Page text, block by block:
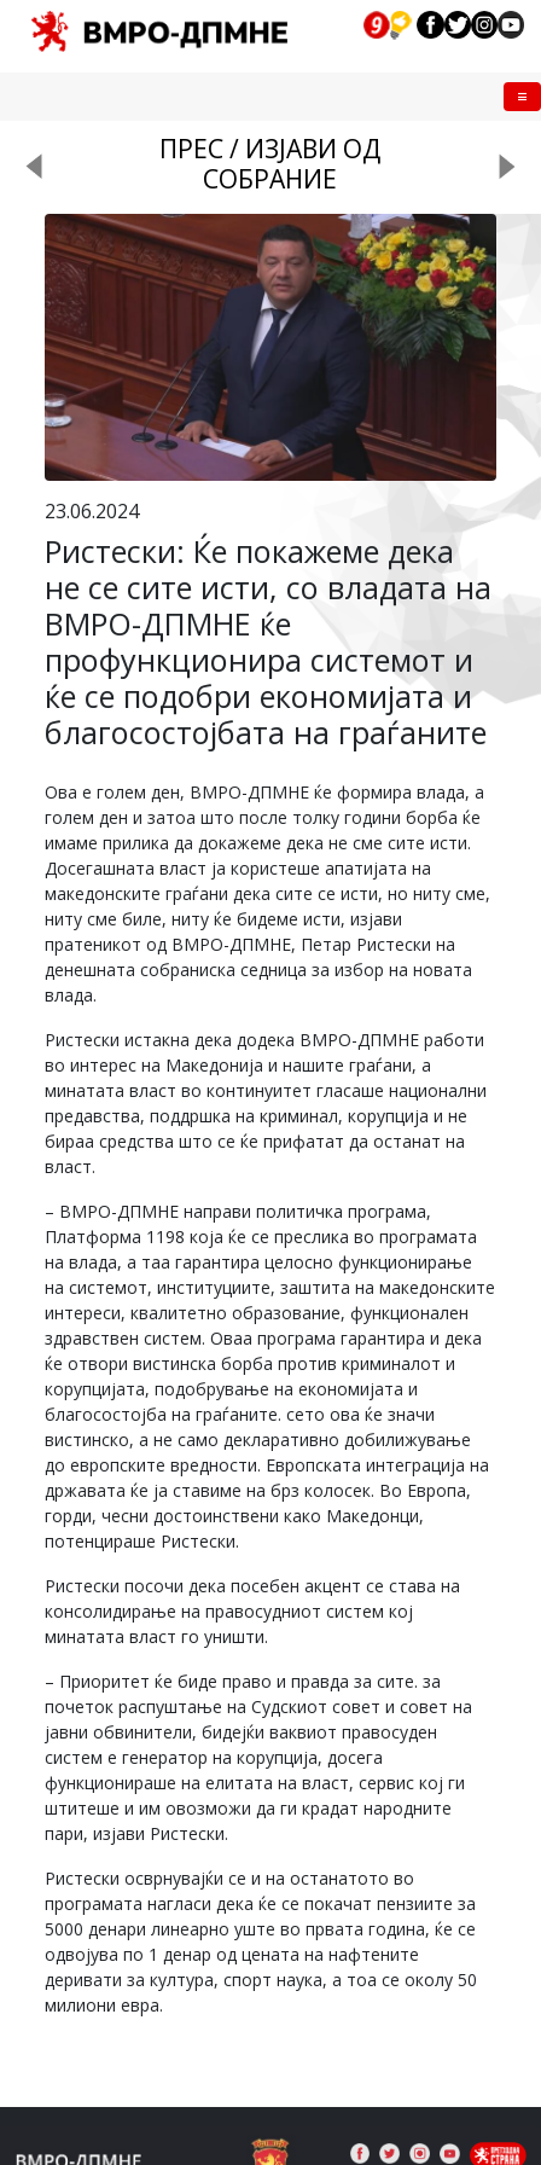
ПРЕС / ИЗЈАВИ ОД
СОБРАНИЕ
23.06.2024
Ристески: Ќе покажеме дека
не се сите исти, со владата на
ВМРО-ДПМНЕ ќе
профункционира системот и
ќе се подобри економијата и
благосостојбата на граѓаните
Ова е голем ден, ВМРО-ДПМНЕ ќе формира влада, а
голем ден и затоа што после толку години борба ќе
имаме прилика да докажеме дека не сме сите исти.
Досегашната власт ја користеше апатијата на
македонските граѓани дека сите се исти, но ниту сме,
ниту сме биле, ниту ќе бидеме исти, изјави
пратеникот од ВМРО-ДПМНЕ, Петар Ристески на
денешната собраниска седница за избор на новата
влада.
Ристески истакна дека додека ВМРО-ДПМНЕ работи
во интерес на Македонија и нашите граѓани, а
минатата власт во континуитет гласаше национални
предавства, поддршка на криминал, корупција и не
бираа средства што се ќе прифатат да останат на
власт.
– ВМРО-ДПМНЕ направи политичка програма,
Платформа 1198 која ќе се преслика во програмата
на влада, а таа гарантира целосно функционирање
на системот, институциите, заштита на македонските
интереси, квалитетно образование, функционален
здравствен систем. Оваа програма гарантира и дека
ќе отвори вистинска борба против криминалот и
корупцијата, подобрување на економијата и
благосостојба на граѓаните. сето ова ќе значи
вистинско, а не само декларативно добилижување
до европските вредности. Европската интеграција на
државата ќе ја ставиме на брз колосек. Во Европа,
горди, чесни достоинствени како Македонци,
потенцираше Ристески.
Ристески посочи дека посебен акцент се става на
консолидирање на правосудниот систем кој
минатата власт го уништи.
– Приоритет ќе биде право и правда за сите. за
почеток распуштање на Судскиот совет и совет на
јавни обвинители, бидејќи ваквиот правосуден
систем е генератор на корупција, досега
функционираше на елитата на власт, сервис кој ги
штитеше и им овозможи да ги крадат народните
пари, изјави Ристески.
Ристески осврнувајќи се и на останатото во
програмата нагласи дека ќе се покачат пензиите за
5000 денари линеарно уште во првата година, ќе се
одвојува по 1 денар од цената на нафтените
деривати за култура, спорт наука, а тоа се околу 50
милиони евра.